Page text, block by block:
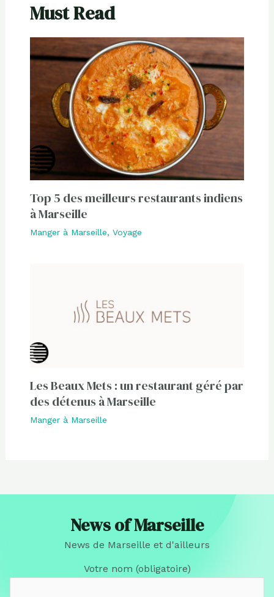
Must Read
Top 5 des meilleurs restaurants indiens
à Marseille
Manger à Marseille, Voyage
Les Beaux Mets : un restaurant géré par
des détenus à Marseille
Manger à Marseille
News of Marseille
News de Marseille et d'ailleurs
Votre nom (obligatoire)